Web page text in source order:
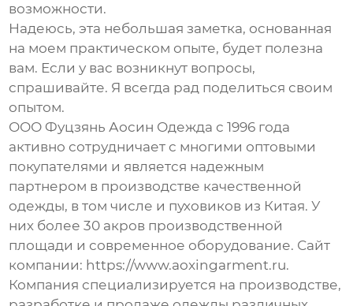
возможности.
Надеюсь, эта небольшая заметка, основанная
на моем практическом опыте, будет полезна
вам. Если у вас возникнут вопросы,
спрашивайте. Я всегда рад поделиться своим
опытом.
ООО Фуцзянь Аосин Одежда с 1996 года
активно сотрудничает с многими оптовыми
покупателями и является надежным
партнером в производстве качественной
одежды, в том числе и пуховиков из Китая. У
них более 30 акров производственной
площади и современное оборудование. Сайт
компании: https://www.aoxingarment.ru.
Компания специализируется на производстве,